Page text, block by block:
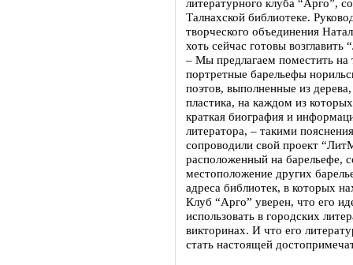
литературного клуба “Арго”,
Талнахской библиотеке.
творческого объединения
хоть сейчас готовы
– Мы предлагаем поместить на
портретные барельефы
поэтов, выполненные из
пластика, на каждом из
краткая биография и
литератора, – такими
сопроводили свой проект
расположенный на барельефе,
местоположение других
адреса библиотек, в которых
Клуб “Арго” уверен, что его
использовать в городских
викторинах. И что его
стать настоящей